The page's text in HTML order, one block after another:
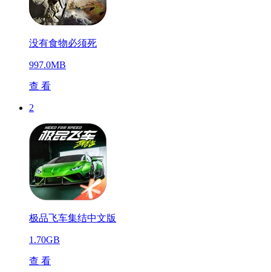
没有食物必须死
997.0MB
查 看
2
极品飞车集结中文版
1.70GB
查 看